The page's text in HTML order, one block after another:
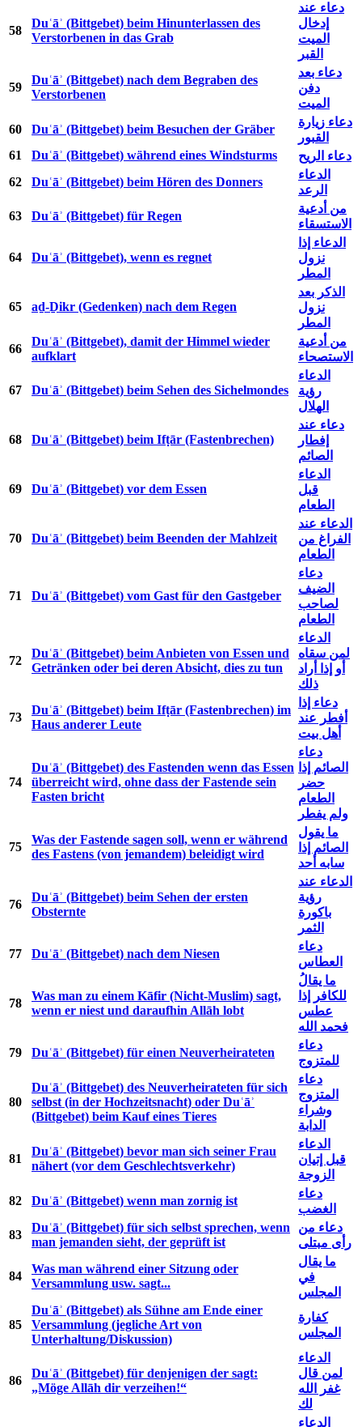
58
Duʿāʾ (Bittgebet) beim Hinunterlassen des
Verstorbenen in das Grab
دعاء عند
إدخال
الميت
القبر
59
Duʿāʾ (Bittgebet) nach dem Begraben des
Verstorbenen
دعاء بعد
دفن
الميت
60
Duʿāʾ (Bittgebet) beim Besuchen der Gräber
دعاء زيارة
القبور
61
Duʿāʾ (Bittgebet) während eines Windsturms
دعاء الريح
62
Duʿāʾ (Bittgebet) beim Hören des Donners
الدعاء
الرعد
63
Duʿāʾ (Bittgebet) für Regen
من أدعية
الاستسقاء
64 Duʿāʾ (Bittgebet), wenn es regnet
الدعاء إذا
نزول
المطر
65 aḏ-Ḏikr (Gedenken) nach dem Regen
الذكر بعد
نزول
المطر
66
Duʿāʾ (Bittgebet), damit der Himmel wieder
aufklart
من أدعية
الاستصحاء
67 Duʿāʾ (Bittgebet) beim Sehen des Sichelmondes
الدعاء
رؤية
الهلال
68 Duʿāʾ (Bittgebet) beim Ifṭār (Fastenbrechen)
دعاء عند
إفطار
الصائم
69 Duʿāʾ (Bittgebet) vor dem Essen
الدعاء
قبل
الطعام
70 Duʿāʾ (Bittgebet) beim Beenden der Mahlzeit
الدعاء عند
الفراغ من
الطعام
71 Duʿāʾ (Bittgebet) vom Gast für den Gastgeber
دعاء
الضيف
لصاحب
الطعام
72
Duʿāʾ (Bittgebet) beim Anbieten von Essen und
Getränken oder bei deren Absicht, dies zu tun
الدعاء
لمن سقاه
أو إذا أراد
ذلك
73
Duʿāʾ (Bittgebet) beim Ifṭār (Fastenbrechen) im
Haus anderer Leute
دعاء إذا
أفطر عند
أهل بيت
74
Duʿāʾ (Bittgebet) des Fastenden wenn das Essen
überreicht wird, ohne dass der Fastende sein
Fasten bricht
دعاء
الصائم إذا
حضر
الطعام
ولم يفطر
75
Was der Fastende sagen soll, wenn er während
des Fastens (von jemandem) beleidigt wird
ما يقول
الصائم إذا
سابه أحد
76
Duʿāʾ (Bittgebet) beim Sehen der ersten
Obsternte
الدعاء عند
رؤية
باكورة
الثمر
77
Duʿāʾ (Bittgebet) nach dem Niesen
دعاء
العطاس
78
Was man zu einem Kāfir (Nicht-Muslim) sagt,
wenn er niest und daraufhin Allāh lobt
ما يقالُ
للكافر إذا
عطس
فحمد الله
79
Duʿāʾ (Bittgebet) für einen Neuverheirateten
دعاء
للمتزوج
80
Duʿāʾ (Bittgebet) des Neuverheirateten für sich
selbst (in der Hochzeitsnacht) oder Duʿāʾ
(Bittgebet) beim Kauf eines Tieres
دعاء
المتزوج
وشراء
الدابة
81
Duʿāʾ (Bittgebet) bevor man sich seiner Frau
nähert (vor dem Geschlechtsverkehr)
الدعاء
قبل إتيان
الزوجة
82
Duʿāʾ (Bittgebet) wenn man zornig ist
دعاء
الغضب
83
Duʿāʾ (Bittgebet) für sich selbst sprechen, wenn
man jemanden sieht, der geprüft ist
دعاء من
رأى مبتلى
84
Was man während einer Sitzung oder
Versammlung usw. sagt...
ما يقال
في
المجلس
85
Duʿāʾ (Bittgebet) als Sühne am Ende einer
Versammlung (jegliche Art von
Unterhaltung/Diskussion)
كفارة
المجلس
86
Duʿāʾ (Bittgebet) für denjenigen der sagt:
„Möge Allāh dir verzeihen!“
الدعاء
لمن قال
غفر الله
لك
الدعاء